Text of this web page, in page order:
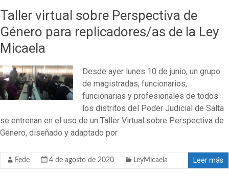
Taller virtual sobre Perspectiva de
Género para replicadores/as de la Ley
Micaela
Desde ayer lunes 10 de junio, un grupo
de magistradas, funcionarios,
funcionarias y profesionales de todos
los distritos del Poder Judicial de Salta
se entrenan en el uso de un Taller Virtual sobre Perspectiva de
Género, diseñado y adaptado por
Fede 4 de agosto de 2020 LeyMicaela Leer más